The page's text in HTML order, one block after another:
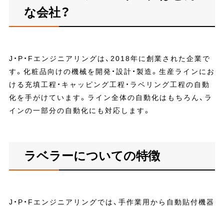
な会社？
J・P・Fエンジニアリングは、2018年に創業された企業で
す。化粧品向けの機械を開発・設計・製造。生産ラインにお
ける充填工程・キャッピング工程・ラベリング工程の自動
化を手がけています。ライン全体の自動化はもちろん、ラ
インの一部分の自動化にも対応します。
ラベラーについての特徴
J・P・Fエンジニアリングでは、手作業用から自動貼付機器